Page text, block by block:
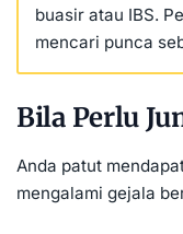
buasir atau IBS.
mencari punca
Bila Perlu
Anda patut
mengalami gejala